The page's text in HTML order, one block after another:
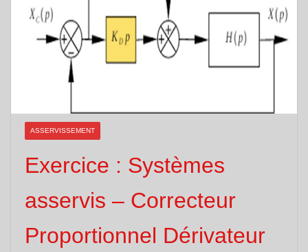
ASSERVISSEMENT
Exercice : Systèmes
asservis – Correcteur
Proportionnel Dérivateur